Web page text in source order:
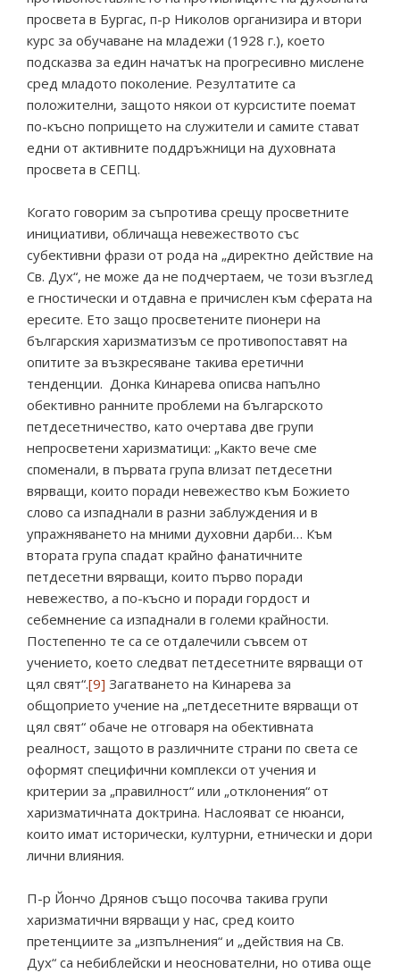
просвета в Бургас, п-р Николов организира и втори
курс за обучаване на младежи (1928 г.), което
подсказва за един начатък на прогресивно мислене
сред младото поколение. Резултатите са
положителни, защото някои от курсистите поемат
по-късно попрището на служители и самите стават
едни от активните поддръжници на духовната
просвета в СЕПЦ.
Когато говорим за съпротива срещу просветните
инициативи, обличаща невежеството със
субективни фрази от рода на „директно действие на
Св. Дух“, не може да не подчертаем, че този възглед
е гностически и отдавна е причислен към сферата на
ересите. Ето защо просветените пионери на
българския харизматизъм се противопоставят на
опитите за възкресяване такива еретични
тенденции. Донка Кинарева описва напълно
обективно ранните проблеми на българското
петдесетничество, като очертава две групи
непросветени харизматици: „Както вече сме
споменали, в първата група влизат петдесетни
вярващи, които поради невежество към Божието
слово са изпаднали в разни заблуждения и в
упражняването на мними духовни дарби… Към
втората група спадат крайно фанатичните
петдесетни вярващи, които първо поради
невежество, а по-късно и поради гордост и
себемнение са изпаднали в големи крайности.
Постепенно те са се отдалечили съвсем от
учението, което следват петдесетните вярващи от
цял свят“.[9] Загатването на Кинарева за
общоприето учение на „петдесетните вярващи от
цял свят“ обаче не отговаря на обективната
реалност, защото в различните страни по света се
оформят специфични комплекси от учения и
критерии за „правилност“ или „отклонения“ от
харизматичната доктрина. Наслояват се нюанси,
които имат исторически, културни, етнически и дори
лични влияния.
П-р Йончо Дрянов също посочва такива групи
харизматични вярващи у нас, сред които
претенциите за „изпълнения“ и „действия на Св.
Дух“ са небиблейски и неоснователни, но отива още